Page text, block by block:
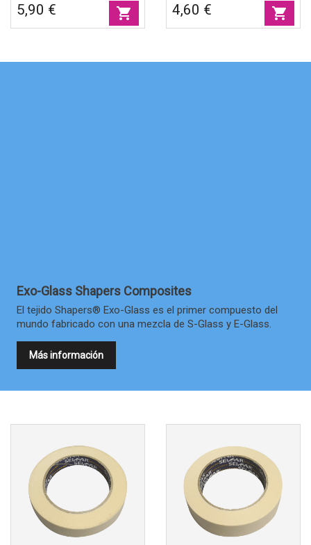
5,90 € shopping_cart 4,60 € shopping_cart
Exo-Glass Shapers Composites
El tejido Shapers® Exo-Glass es el primer compuesto del
mundo fabricado con una mezcla de S-Glass y E-Glass.
Más información